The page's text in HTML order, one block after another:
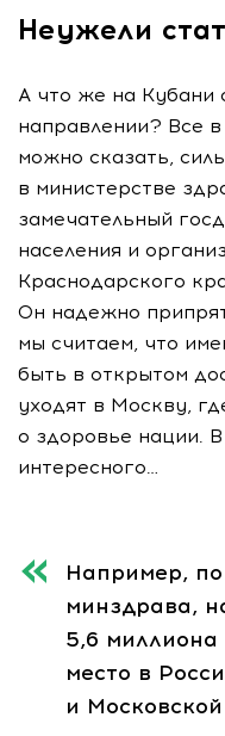
Неужели
А что же на Кубани
направлении? Все
можно сказать,
в министерстве
замечательный
населения и
Краснодарского
Он надежно
мы считаем, что
быть в открытом
уходят в Москву,
о здоровье нации.
интересного…
Например,
минздрава,
5,6 миллиона
место в
и